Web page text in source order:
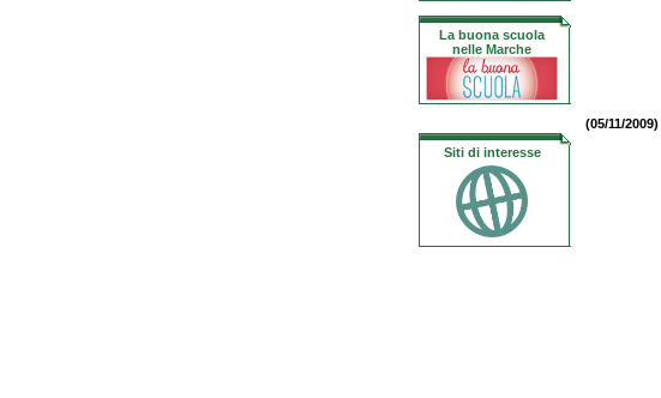
La buona scuola
nelle Marche
Siti di interesse
(05/11/2009)